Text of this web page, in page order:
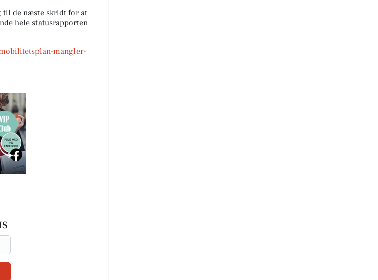
til de næste skridt for at
hele statusrapporten
mangler-